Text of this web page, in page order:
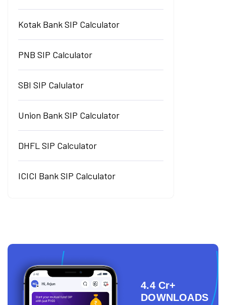
Kotak Bank SIP Calculator
PNB SIP Calculator
SBI SIP Calulator
Union Bank SIP Calculator
DHFL SIP Calculator
ICICI Bank SIP Calculator
4.4 Cr+
DOWNLOADS